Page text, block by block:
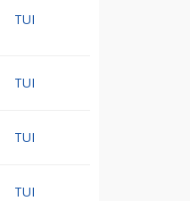
TUI
TUI
TUI
TUI